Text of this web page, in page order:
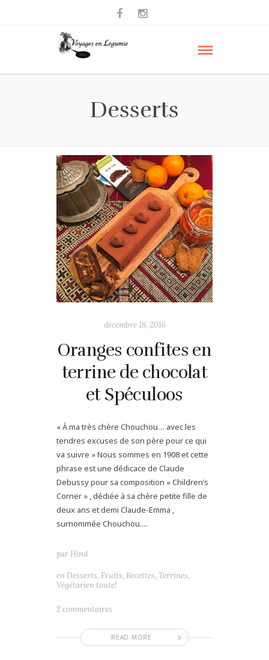
Desserts
décembre 18, 2016
Oranges confites en
terrine de chocolat
et Spéculoos
« À ma très chère Chouchou… avec les
tendres excuses de son père pour ce qui
va suivre » Nous sommes en 1908 et cette
phrase est une dédicace de Claude
Debussy pour sa composition « Children’s
Corner » , dédiée à sa chère petite fille de
deux ans et demi Claude-Emma ,
surnommée Chouchou....
READ MORE
par Hind
en Desserts, Fruits, Recettes, Terrines,
Végétarien toute!
2 commentaires